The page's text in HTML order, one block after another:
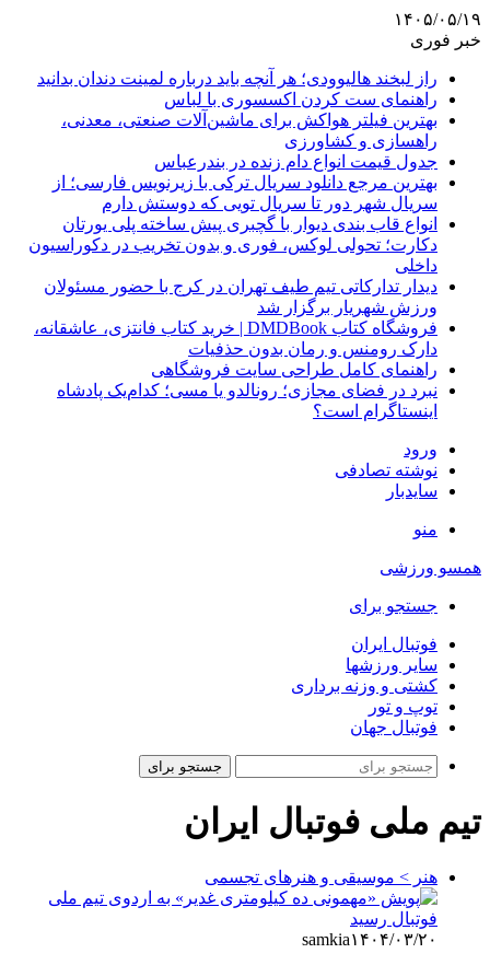
۱۴۰۵/۰۵/۱۹
خبر فوری
راز لبخند هالیوودی؛ هر آنچه باید درباره لمینت دندان بدانید
راهنمای ست کردن اکسسوری با لباس
بهترین فیلتر هواکش برای ماشین‌آلات صنعتی، معدنی،
راهسازی و کشاورزی
جدول قیمت انواع دام زنده در بندرعباس
بهترین مرجع دانلود سریال ترکی با زیرنویس فارسی؛ از
سریال شهر دور تا سریال تویی که دوستش دارم
انواع قاب بندی دیوار با گچبری پیش ساخته پلی یورتان
دکارت؛ تحولی لوکس، فوری و بدون تخریب در دکوراسیون
داخلی
دیدار تدارکاتی تیم طیف تهران در کرج با حضور مسئولان
ورزش شهریار برگزار شد
فروشگاه کتاب DMDBook | خرید کتاب فانتزی، عاشقانه،
دارک رومنس و رمان بدون حذفیات
راهنمای کامل طراحی سایت فروشگاهی
نبرد در فضای مجازی؛ رونالدو یا مسی؛ کدام‌یک پادشاه
اینستاگرام است؟
ورود
نوشته تصادفی
سایدبار
منو
همسو ورزشی
جستجو برای
فوتبال ایران
سایر ورزشها
کشتی و وزنه برداری
توپ و تور
فوتبال جهان
جستجو برای
تیم ملی فوتبال ایران
هنر > موسیقی و هنرهای تجسمی
samkia۱۴۰۴/۰۳/۲۰